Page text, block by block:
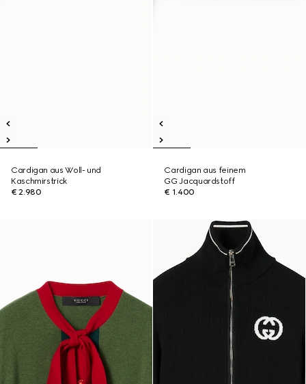
Cardigan aus Woll- und
Kaschmirstrick
€ 2.980
Cardigan aus feinem
GG Jacquardstoff
€ 1.400